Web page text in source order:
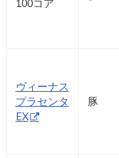
100コア
ヴィーナス
プラセンタ
EX
豚